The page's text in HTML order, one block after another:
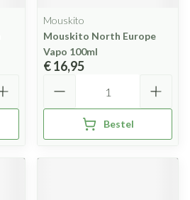
Mouskito
Mouskito North Europe
Vapo 100ml
€ 16,95
Bestel